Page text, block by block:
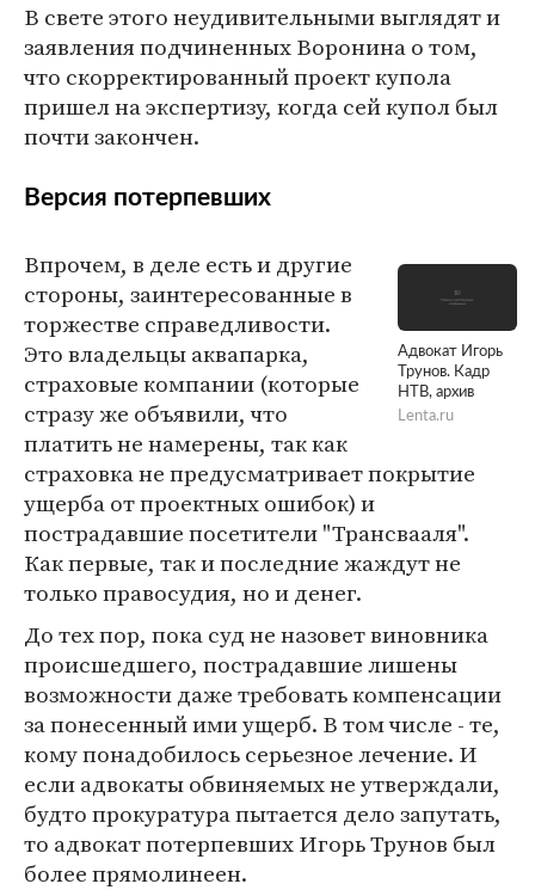
В свете этого неудивительными выглядят и
заявления подчиненных Воронина о том,
что скорректированный проект купола
пришел на экспертизу, когда сей купол был
почти закончен.
Версия потерпевших
Адвокат Игорь
Трунов. Кадр
НТВ, архив
Lenta.ru
Впрочем, в деле есть и другие
стороны, заинтересованные в
торжестве справедливости.
Это владельцы аквапарка,
страховые компании (которые
стразу же объявили, что
платить не намерены, так как
страховка не предусматривает покрытие
ущерба от проектных ошибок) и
пострадавшие посетители "Трансвааля".
Как первые, так и последние жаждут не
только правосудия, но и денег.
До тех пор, пока суд не назовет виновника
происшедшего, пострадавшие лишены
возможности даже требовать компенсации
за понесенный ими ущерб. В том числе - те,
кому понадобилось серьезное лечение. И
если адвокаты обвиняемых не утверждали,
будто прокуратура пытается дело запутать,
то адвокат потерпевших Игорь Трунов был
более прямолинеен.